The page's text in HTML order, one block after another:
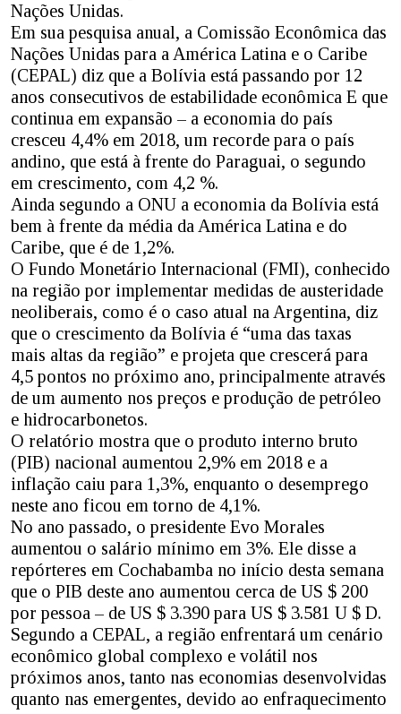
Nações Unidas.
Em sua pesquisa anual, a Comissão Econômica das
Nações Unidas para a América Latina e o Caribe
(CEPAL) diz que a Bolívia está passando por 12
anos consecutivos de estabilidade econômica E que
continua em expansão – a economia do país
cresceu 4,4% em 2018, um recorde para o país
andino, que está à frente do Paraguai, o segundo
em crescimento, com 4,2 %.
Ainda segundo a ONU a economia da Bolívia está
bem à frente da média da América Latina e do
Caribe, que é de 1,2%.
O Fundo Monetário Internacional (FMI), conhecido
na região por implementar medidas de austeridade
neoliberais, como é o caso atual na Argentina, diz
que o crescimento da Bolívia é “uma das taxas
mais altas da região” e projeta que crescerá para
4,5 pontos no próximo ano, principalmente através
de um aumento nos preços e produção de petróleo
e hidrocarbonetos.
O relatório mostra que o produto interno bruto
(PIB) nacional aumentou 2,9% em 2018 e a
inflação caiu para 1,3%, enquanto o desemprego
neste ano ficou em torno de 4,1%.
No ano passado, o presidente Evo Morales
aumentou o salário mínimo em 3%. Ele disse a
repórteres em Cochabamba no início desta semana
que o PIB deste ano aumentou cerca de US $ 200
por pessoa – de US $ 3.390 para US $ 3.581 U $ D.
Segundo a CEPAL, a região enfrentará um cenário
econômico global complexo e volátil nos
próximos anos, tanto nas economias desenvolvidas
quanto nas emergentes, devido ao enfraquecimento